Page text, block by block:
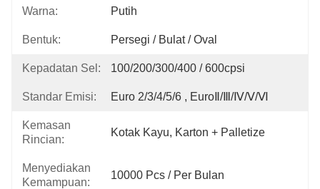
Warna: Putih
Bentuk: Persegi / Bulat / Oval
Kepadatan Sel: 100/200/300/400 / 600cpsi
Standar Emisi: Euro 2/3/4/5/6 , EuroⅡ/Ⅲ/Ⅳ/Ⅴ/Ⅵ
Kemasan
Rincian:
Kotak Kayu, Karton + Palletize
Menyediakan
Kemampuan:
10000 Pcs / Per Bulan